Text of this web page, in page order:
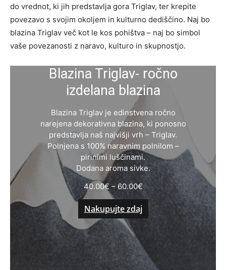
do vrednot, ki jih predstavlja gora Triglav, ter krepite
povezavo s svojim okoljem in kulturno dediščino. Naj bo
blazina Triglav več kot le kos pohištva – naj bo simbol
vaše povezanosti z naravo, kulturo in skupnostjo.
Blazina Triglav- ročno
izdelana blazina
Blazina Triglav je edinstvena ročno
narejena dekorativna blazina, ki ponosno
predstavlja naš najvišji vrh – Triglav.
Polnjena s 100% naravnim polnilom –
pirinimi luščinami.
Dodana aroma sivke.
40.00€ – 60.00€
Nakupujte zdaj